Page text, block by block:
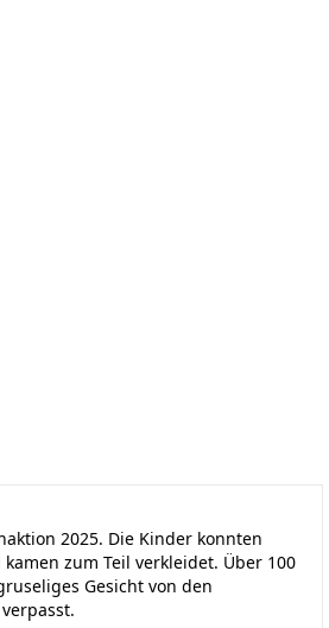
2025. Die Kinder konnten
zum Teil verkleidet. Über 100
Gesicht von den